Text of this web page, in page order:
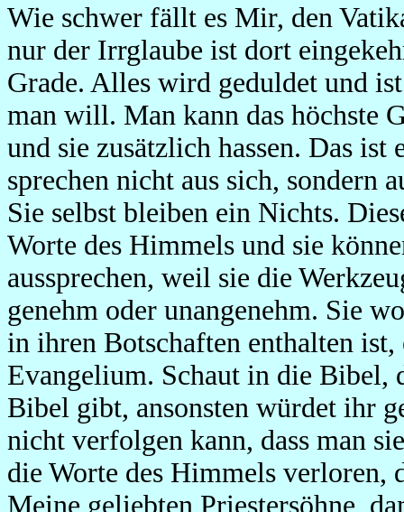
Wie schwer fällt es Mir, den
nur der Irrglaube ist dort
Grade. Alles wird geduldet und
man will. Man kann das höchste
und sie zusätzlich hassen. Das ist
sprechen nicht aus sich, sondern
Sie selbst bleiben ein Nichts.
Worte des Himmels und sie
aussprechen, weil sie die
genehm oder unangenehm. Sie
in ihren Botschaften enthalten
Evangelium. Schaut in die Bibel,
Bibel gibt, ansonsten würdet ihr
nicht verfolgen kann, dass man
die Worte des Himmels verloren,
Meine geliebten Priestersöhne,